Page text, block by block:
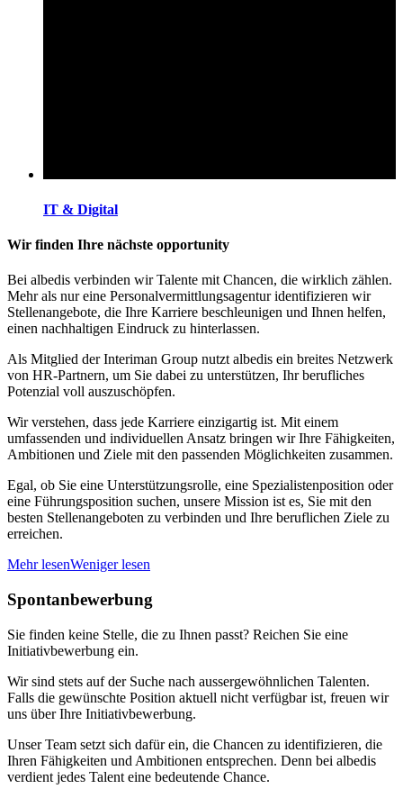
IT & Digital
Wir finden Ihre nächste opportunity
Bei albedis verbinden wir Talente mit Chancen, die wirklich zählen.
Mehr als nur eine Personalvermittlungsagentur identifizieren wir
Stellenangebote, die Ihre Karriere beschleunigen und Ihnen helfen,
einen nachhaltigen Eindruck zu hinterlassen.
Als Mitglied der Interiman Group nutzt albedis ein breites Netzwerk
von HR-Partnern, um Sie dabei zu unterstützen, Ihr berufliches
Potenzial voll auszuschöpfen.
Wir verstehen, dass jede Karriere einzigartig ist. Mit einem
umfassenden und individuellen Ansatz bringen wir Ihre Fähigkeiten,
Ambitionen und Ziele mit den passenden Möglichkeiten zusammen.
Egal, ob Sie eine Unterstützungsrolle, eine Spezialistenposition oder
eine Führungsposition suchen, unsere Mission ist es, Sie mit den
besten Stellenangeboten zu verbinden und Ihre beruflichen Ziele zu
erreichen.
Mehr lesenWeniger lesen
Spontanbewerbung
Sie finden keine Stelle, die zu Ihnen passt? Reichen Sie eine
Initiativbewerbung ein.
Wir sind stets auf der Suche nach aussergewöhnlichen Talenten.
Falls die gewünschte Position aktuell nicht verfügbar ist, freuen wir
uns über Ihre Initiativbewerbung.
Unser Team setzt sich dafür ein, die Chancen zu identifizieren, die
Ihren Fähigkeiten und Ambitionen entsprechen. Denn bei albedis
verdient jedes Talent eine bedeutende Chance.